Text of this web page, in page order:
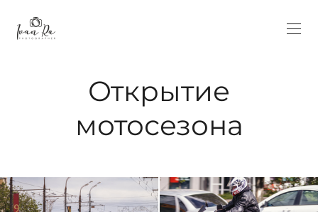
Открытие
мотосезона